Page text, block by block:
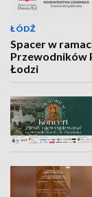
ŁÓDŹ
Spacer w
Przewodników
Łodzi